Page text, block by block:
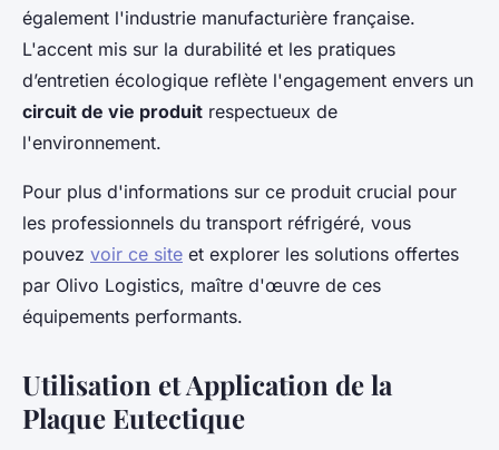
également l'industrie manufacturière française.
L'accent mis sur la durabilité et les pratiques
d’entretien écologique reflète l'engagement envers un
circuit de vie produit respectueux de
l'environnement.
Pour plus d'informations sur ce produit crucial pour
les professionnels du transport réfrigéré, vous
pouvez voir ce site et explorer les solutions offertes
par Olivo Logistics, maître d'œuvre de ces
équipements performants.
Utilisation et Application de la
Plaque Eutectique